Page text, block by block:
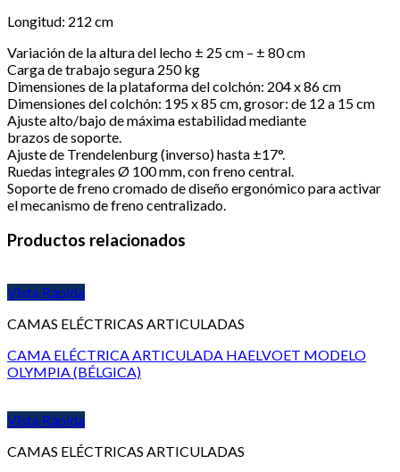
Longitud: 212 cm
Variación de la altura del lecho ± 25 cm – ± 80 cm
Carga de trabajo segura 250 kg
Dimensiones de la plataforma del colchón: 204 x 86 cm
Dimensiones del colchón: 195 x 85 cm, grosor: de 12 a 15 cm
Ajuste alto/bajo de máxima estabilidad mediante
brazos de soporte.
Ajuste de Trendelenburg (inverso) hasta ±17°.
Ruedas integrales Ø 100 mm, con freno central.
Soporte de freno cromado de diseño ergonómico para activar
el mecanismo de freno centralizado.
Productos relacionados
Vista Rápida
CAMAS ELÉCTRICAS ARTICULADAS
CAMA ELÉCTRICA ARTICULADA HAELVOET MODELO
OLYMPIA (BÉLGICA)
Vista Rápida
CAMAS ELÉCTRICAS ARTICULADAS